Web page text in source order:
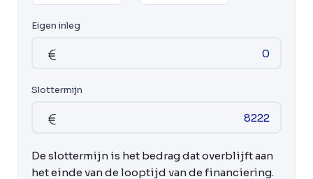
Eigen inleg
Slottermijn
De slottermijn is het bedrag dat overblijft aan
het einde van de looptijd van de financiering.